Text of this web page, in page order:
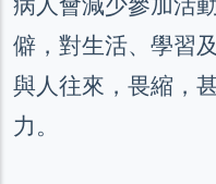
僻，對生活、學習
與人往來，畏縮，
力。